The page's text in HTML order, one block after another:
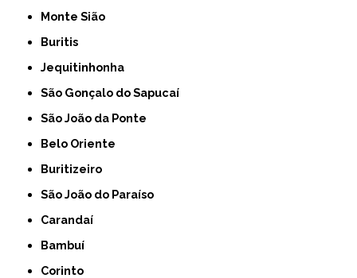
Monte Sião
Buritis
Jequitinhonha
São Gonçalo do Sapucaí
São João da Ponte
Belo Oriente
Buritizeiro
São João do Paraíso
Carandaí
Bambuí
Corinto